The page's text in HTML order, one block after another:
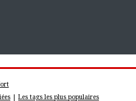
| Les tags les plus populaires